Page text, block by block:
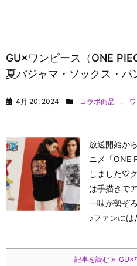
GU×ワンピース（ONE
夏パジャマ・ソックス・パ
4月 20, 2024 コラボ商品 ,
放送開始か
ニメ「ONE
しました♡
は手描きで
一味が勢ぞ
♪ファンに
記事を読む GU×